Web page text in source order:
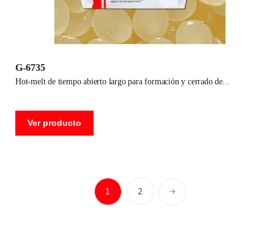
G-6735
hot-melt de tiempo abierto largo para formación y cerrado de
Ver producto
1 2